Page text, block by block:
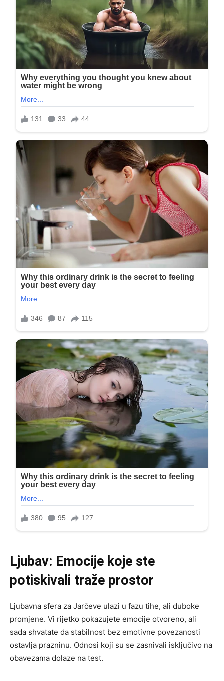
Ljubav: Emocije koje ste
potiskivali traže prostor
Ljubavna sfera za Jarčeve ulazi u fazu tihe, ali duboke
promjene. Vi rijetko pokazujete emocije otvoreno, ali
sada shvatate da stabilnost bez emotivne povezanosti
ostavlja prazninu. Odnosi koji su se zasnivali isključivo na
obavezama dolaze na test.